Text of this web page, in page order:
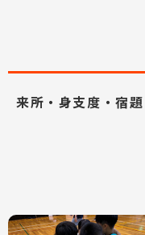
来所・身支度・宿題